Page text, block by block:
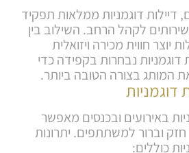
דיילות דוגמניות ממלאות תפקיד
לקהל הרחב. השילוב בין
יוצר חווית מכירה ויזואלית
דוגמניות נבחרות בקפידה כדי
המותג בצורה הטובה ביותר.
דוגמניות
באירועים ובכנסים מאפשר
וברור למשתתפים. יתרונות
כוללים: